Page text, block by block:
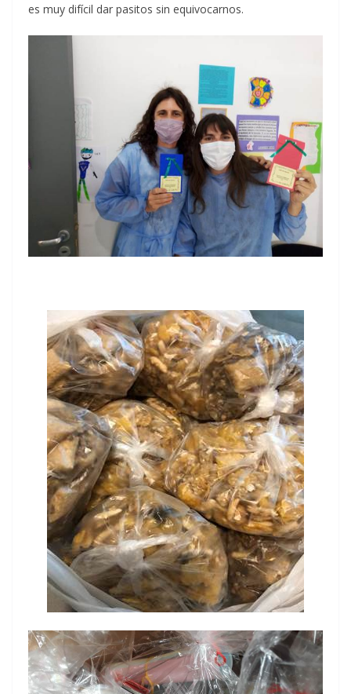
es muy difícil dar pasitos sin equivocarnos.